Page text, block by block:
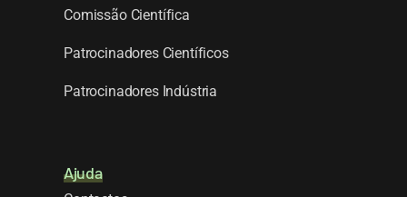
Comissão Científica
Patrocinadores Científicos
Patrocinadores Indústria
Ajuda